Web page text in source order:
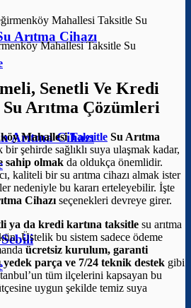
Arıtma Cihazı
Arıtma Cihazı
Mahallesi Taksitle Su
Senetli Ve Kredi
Arıtma Çözümleri
MahallesiTaksitle Su Arıtma
şehirde sağlıklı suya ulaşmak kadar,
sahip olmak da oldukça önemlidir.
kaliteli bir su arıtma cihazı almak ister
nedeniyle bu kararı erteleyebilir. İşte
Cihazıseçenekleri devreye girer.
ya da kredi kartına taksitle su arıtma
Üstelik bu sistem sadece ödeme
ücretsiz kurulum, garanti
parça ve 7/24 teknik destek gibi
tüm ilçelerini kapsayan bu
uygun şekilde temiz suya